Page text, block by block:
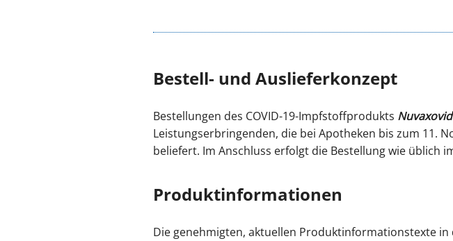
Bestell- und Auslieferkonzept
Bestellungen des COVID-19-Impfstoffprodukts
Leistungserbringenden, die bei Apotheken bis zum 11.
beliefert. Im Anschluss erfolgt die Bestellung wie üblich
Produktinformationen
Die genehmigten, aktuellen Produktinformationstexte in